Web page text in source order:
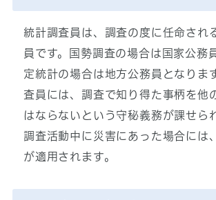
統計調査員は、調査の度に任命され
員です。国勢調査の場合は国家公務
定統計の場合は地方公務員となりま
査員には、調査で知り得た事柄を他
はならないという守秘義務が課せら
調査活動中に災害にあった場合には
が適用されます。